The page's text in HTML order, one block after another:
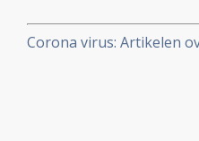
Corona virus: Artikelen